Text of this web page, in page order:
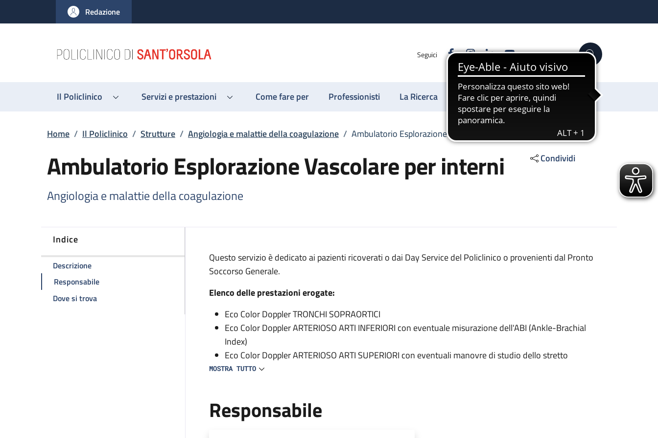
al contenuto principale
to footer content
Redazione
Seguici FacebookInstagram
LinkedinYouTube Cerca
Il Policlinico Servizi e prestazioni Come fare per Professionisti La Ricerca Sostienici
Briciole di pane
Home / Il Policlinico / Strutture / Angiologia e malattie della coagulazione / Ambulatorio Esplorazione Vascolare per interni
Ambulatorio Esplorazione Vascolare per interni
Angiologia e malattie della coagulazione
Condividi
Indice
Descrizionedella pagina Ambulatorio Esplorazione Vascolare per interni
Responsabiledella pagina Ambulatorio Esplorazione Vascolare per interni
Dove si trovadella pagina Ambulatorio Esplorazione Vascolare per interni
Descrizione
Questo servizio è dedicato ai pazienti ricoverati o dai Day Service del Policlinico o provenienti dal Pronto
Soccorso Generale.
Elenco delle prestazioni erogate:
Eco Color Doppler TRONCHI SOPRAORTICI
Eco Color Doppler ARTERIOSO ARTI INFERIORI con eventuale misurazione dell'ABI (Ankle-Brachial
Index)
Eco Color Doppler ARTERIOSO ARTI SUPERIORI con eventuali manovre di studio dello stretto
toracico superiore (TOS)
Eco Color Doppler ARTERIE RENALI
Eco Color Doppler VENA CAVA INFERIORE
MOSTRA TUTTO
Responsabile